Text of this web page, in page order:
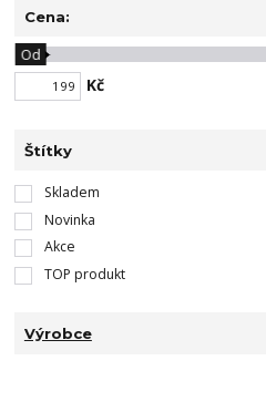
Cena:
Kč
Od
Štítky
Skladem
Novinka
Akce
TOP produkt
Výrobce